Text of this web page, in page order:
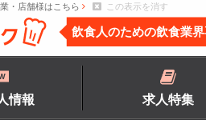
・店舗様はこちら この表示を消す
飲食人のための飲食業
情報 求人特集